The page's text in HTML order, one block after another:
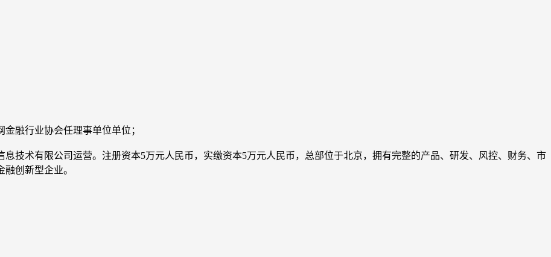
融行业协会任理事单位单位；
技术有限公司运营。注册资本5万元人民币，实缴资本5万元人民币，总部位于北京，拥有完整的产品、研发、风控、财务、市
创新型企业。